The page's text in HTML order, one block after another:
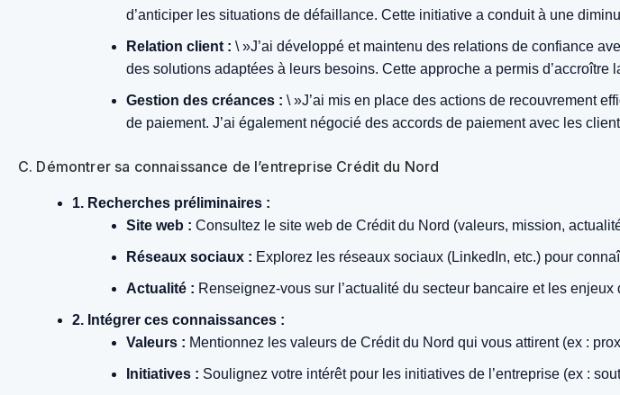
d’anticiper les situations de défaillance. Cette initiative a conduit à une
Relation client : \ »J’ai développé et maintenu des relations de confiance
des solutions adaptées à leurs besoins. Cette approche a permis
Gestion des créances : \ »J’ai mis en place des actions de recouvrement
de paiement. J’ai également négocié des accords de paiement avec les
C. Démontrer sa connaissance de l’entreprise Crédit du Nord
1. Recherches préliminaires :
Site web : Consultez le site web de Crédit du Nord (valeurs, mission,
Réseaux sociaux : Explorez les réseaux sociaux (LinkedIn, etc.) pour
Actualité : Renseignez-vous sur l’actualité du secteur bancaire et les enjeux
2. Intégrer ces connaissances :
Valeurs : Mentionnez les valeurs de Crédit du Nord qui vous attirent (ex :
Initiatives : Soulignez votre intérêt pour les initiatives de l’entreprise (ex :